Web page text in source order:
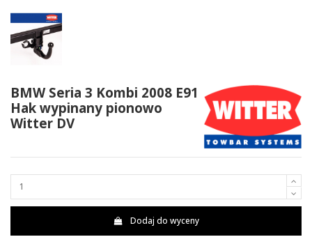
BMW Seria 3 Kombi 2008 E91
Hak wypinany pionowo
Witter DV
Dodaj do wyceny